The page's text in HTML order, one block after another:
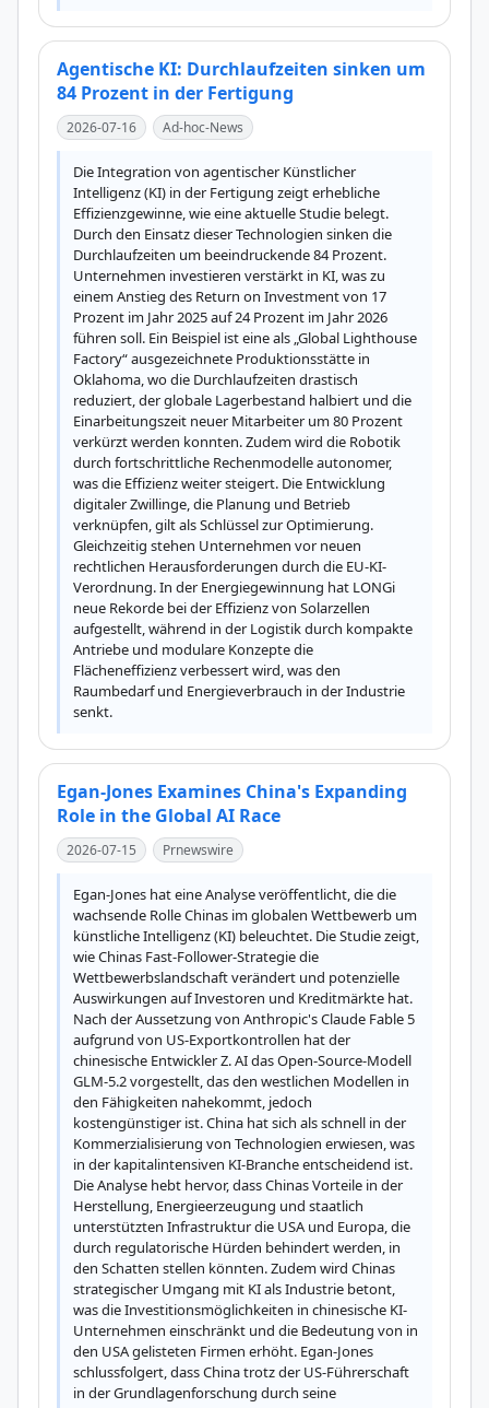
Agentische KI: Durchlaufzeiten sinken um
84 Prozent in der Fertigung
2026-07-16 Ad-hoc-News
Die Integration von agentischer Künstlicher
Intelligenz (KI) in der Fertigung zeigt erhebliche
Effizienzgewinne, wie eine aktuelle Studie belegt.
Durch den Einsatz dieser Technologien sinken die
Durchlaufzeiten um beeindruckende 84 Prozent.
Unternehmen investieren verstärkt in KI, was zu
einem Anstieg des Return on Investment von 17
Prozent im Jahr 2025 auf 24 Prozent im Jahr 2026
führen soll. Ein Beispiel ist eine als „Global Lighthouse
Factory“ ausgezeichnete Produktionsstätte in
Oklahoma, wo die Durchlaufzeiten drastisch
reduziert, der globale Lagerbestand halbiert und die
Einarbeitungszeit neuer Mitarbeiter um 80 Prozent
verkürzt werden konnten. Zudem wird die Robotik
durch fortschrittliche Rechenmodelle autonomer,
was die Effizienz weiter steigert. Die Entwicklung
digitaler Zwillinge, die Planung und Betrieb
verknüpfen, gilt als Schlüssel zur Optimierung.
Gleichzeitig stehen Unternehmen vor neuen
rechtlichen Herausforderungen durch die EU-KI-
Verordnung. In der Energiegewinnung hat LONGi
neue Rekorde bei der Effizienz von Solarzellen
aufgestellt, während in der Logistik durch kompakte
Antriebe und modulare Konzepte die
Flächeneffizienz verbessert wird, was den
Raumbedarf und Energieverbrauch in der Industrie
senkt.
Egan-Jones Examines China's Expanding
Role in the Global AI Race
2026-07-15 Prnewswire
Egan-Jones hat eine Analyse veröffentlicht, die die
wachsende Rolle Chinas im globalen Wettbewerb um
künstliche Intelligenz (KI) beleuchtet. Die Studie zeigt,
wie Chinas Fast-Follower-Strategie die
Wettbewerbslandschaft verändert und potenzielle
Auswirkungen auf Investoren und Kreditmärkte hat.
Nach der Aussetzung von Anthropic's Claude Fable 5
aufgrund von US-Exportkontrollen hat der
chinesische Entwickler Z. AI das Open-Source-Modell
GLM-5.2 vorgestellt, das den westlichen Modellen in
den Fähigkeiten nahekommt, jedoch
kostengünstiger ist. China hat sich als schnell in der
Kommerzialisierung von Technologien erwiesen, was
in der kapitalintensiven KI-Branche entscheidend ist.
Die Analyse hebt hervor, dass Chinas Vorteile in der
Herstellung, Energieerzeugung und staatlich
unterstützten Infrastruktur die USA und Europa, die
durch regulatorische Hürden behindert werden, in
den Schatten stellen könnten. Zudem wird Chinas
strategischer Umgang mit KI als Industrie betont,
was die Investitionsmöglichkeiten in chinesische KI-
Unternehmen einschränkt und die Bedeutung von in
den USA gelisteten Firmen erhöht. Egan-Jones
schlussfolgert, dass China trotz der US-Führerschaft
in der Grundlagenforschung durch seine